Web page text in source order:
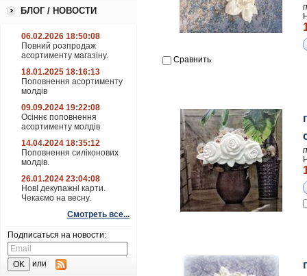
БЛОГ / НОВОСТИ
06.02.2026 18:50:08
Повний розпродаж
асортименту магазіну.
18.01.2025 18:16:13
Поповнення асортименту
молдів
09.09.2024 19:22:08
Осіннє поповнення
асортименту молдів
14.04.2024 18:35:12
Поповнення силіконових
молдів.
26.01.2024 23:04:08
НовІ декупажні карти.
Чекаємо на весну.
Смотреть все...
Подписаться на новости:
или
Сравнить